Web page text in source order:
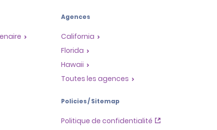
Agences
California
Florida
Hawaii
Toutes les agences
Policies / Sitemap
Politique de confidentialité